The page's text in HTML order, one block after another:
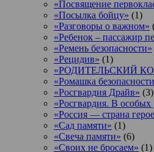
«Посвящение
«Посылка бойцу» (1)
«Разговоры о важном»
«Ребенок – пассажир
«Ремень безопасности»
«Рецидив» (1)
«РОДИТЕЛЬСКИЙ
«Ромашка
«Росгвардия Драйв» (3)
«Росгвардия. В особых
«Россия — страна
«Сад памяти» (1)
«Свеча памяти» (6)
«Своих не бросаем» (1)